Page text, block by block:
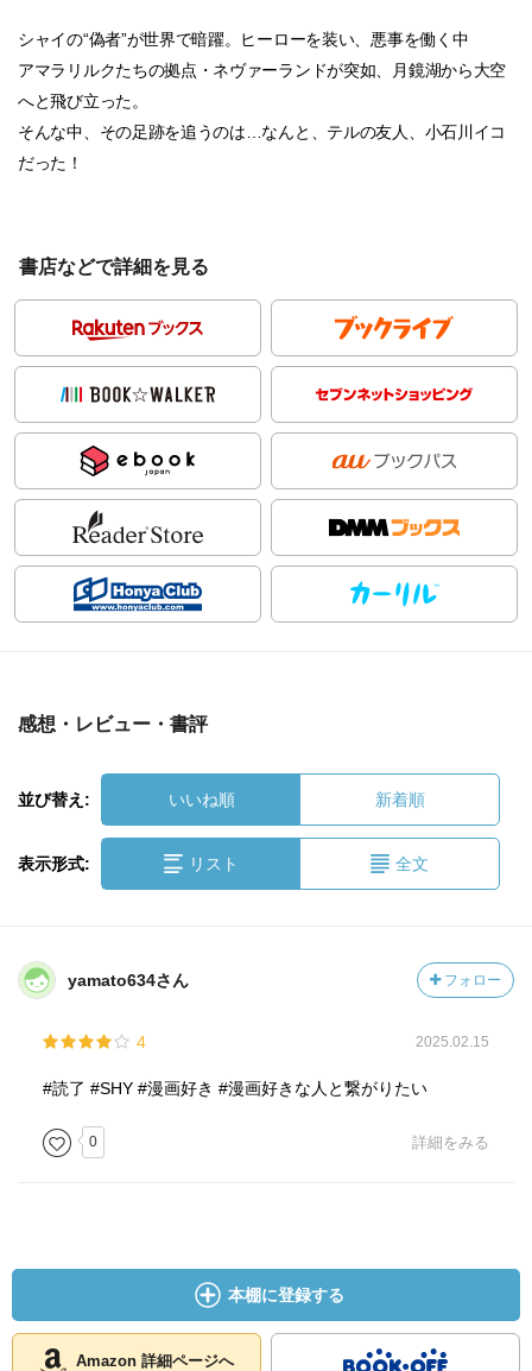
シャイの“偽者”が世界で暗躍。ヒーローを装い、悪事を働く中
アマラリルクたちの拠点・ネヴァーランドが突如、月鏡湖から大空
へと飛び立った。
そんな中、その足跡を追うのは…なんと、テルの友人、小石川イコ
だった！
書店などで詳細を見る
感想・レビュー・書評
並び替え: いいね順 新着順
表示形式: リスト 全文
yamato634さん フォロー
4 2025.02.15
#読了 #SHY #漫画好き #漫画好きな人と繋がりたい
0 詳細をみる
本棚に登録する
Amazon 詳細ページへ